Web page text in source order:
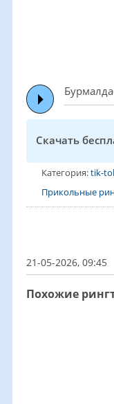
Скачать
Категория:tik-
Прикольные
21-05-2026, 09:45
Похожие